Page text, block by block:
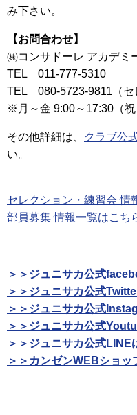
み下さい。
【お問合わせ】
㈱コンサドーレ アカデミ
TEL 011‐777-5310
TEL 080-5723‐9811（セ
※月～金 9:00～17:30（祝
その他詳細は、 クラブ公
い。
セレクション・練習会 情
部員募集 情報一覧はこち
＞＞ジュニサカ公式
＞＞ジュニサカ公式
＞＞ジュニサカ公式
＞＞ジュニサカ公式
＞＞ジュニサカ公式LINE
＞＞カンゼンWEBショッ